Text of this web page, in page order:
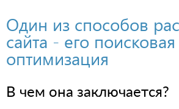
Один из способов
сайта - его поисковая
оптимизация
В чем она заключается?